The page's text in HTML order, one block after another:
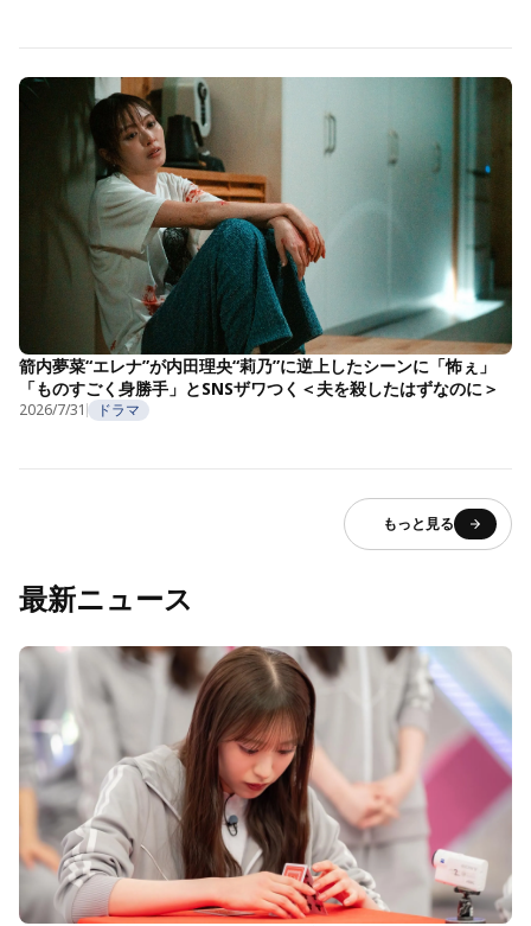
箭内夢菜“エレナ”が内田理央“莉乃”に逆上したシーンに「怖ぇ」
「ものすごく身勝手」とSNSザワつく＜夫を殺したはずなのに＞
2026/7/31 ドラマ
もっと見る
最新ニュース